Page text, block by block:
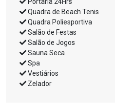
Quadra de Beach Tenis
Quadra Poliesportiva
Salão de Festas
Salão de Jogos
Sauna Seca
Spa
Vestiários
Zelador